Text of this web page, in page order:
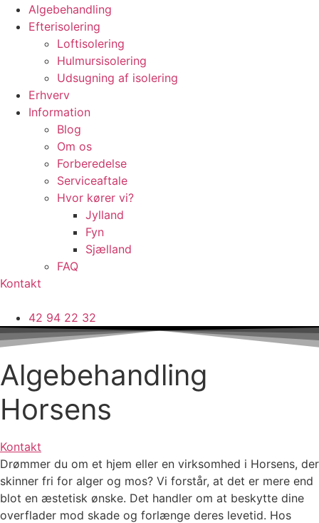
Algebehandling
Efterisolering
Loftisolering
Hulmursisolering
Udsugning af isolering
Erhverv
Information
Blog
Om os
Forberedelse
Serviceaftale
Hvor kører vi?
Jylland
Fyn
Sjælland
FAQ
Kontakt
42 94 22 32
Algebehandling
Horsens
Kontakt
Drømmer du om et hjem eller en virksomhed i Horsens, der
skinner fri for alger og mos? Vi forstår, at det er mere end
blot en æstetisk ønske. Det handler om at beskytte dine
overflader mod skade og forlænge deres levetid. Hos